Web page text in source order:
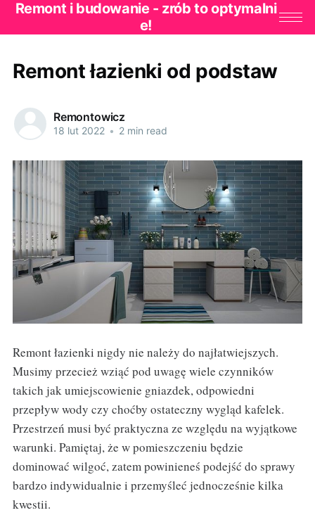
Remont i budowanie - zrób to optymalni
e!
Remont łazienki od podstaw
Remontowicz
18 lut 2022 • 2 min read
Remont łazienki nigdy nie należy do najłatwiejszych.
Musimy przecież wziąć pod uwagę wiele czynników
takich jak umiejscowienie gniazdek, odpowiedni
przepływ wody czy choćby ostateczny wygląd kafelek.
Przestrzeń musi być praktyczna ze względu na wyjątkowe
warunki. Pamiętaj, że w pomieszczeniu będzie
dominować wilgoć, zatem powinieneś podejść do sprawy
bardzo indywidualnie i przemyśleć jednocześnie kilka
kwestii.